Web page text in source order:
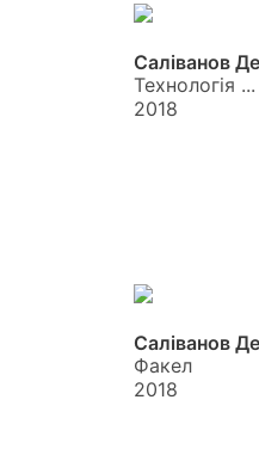
Саліванов
Технологія ...
2018
Саліванов
Факел
2018